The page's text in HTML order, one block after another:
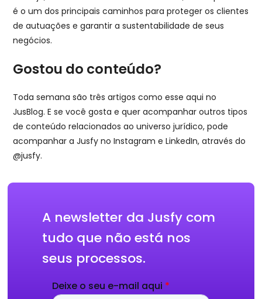
é o um dos principais caminhos para proteger os clientes
de autuações e garantir a sustentabilidade de seus
negócios.
Gostou do conteúdo?
Toda semana são três artigos como esse aqui no
JusBlog. E se você gosta e quer acompanhar outros tipos
de conteúdo relacionados ao universo jurídico, pode
acompanhar a Jusfy no Instagram e LinkedIn, através do
@jusfy.
A newsletter da Jusfy com
tudo que não está nos
seus processos.